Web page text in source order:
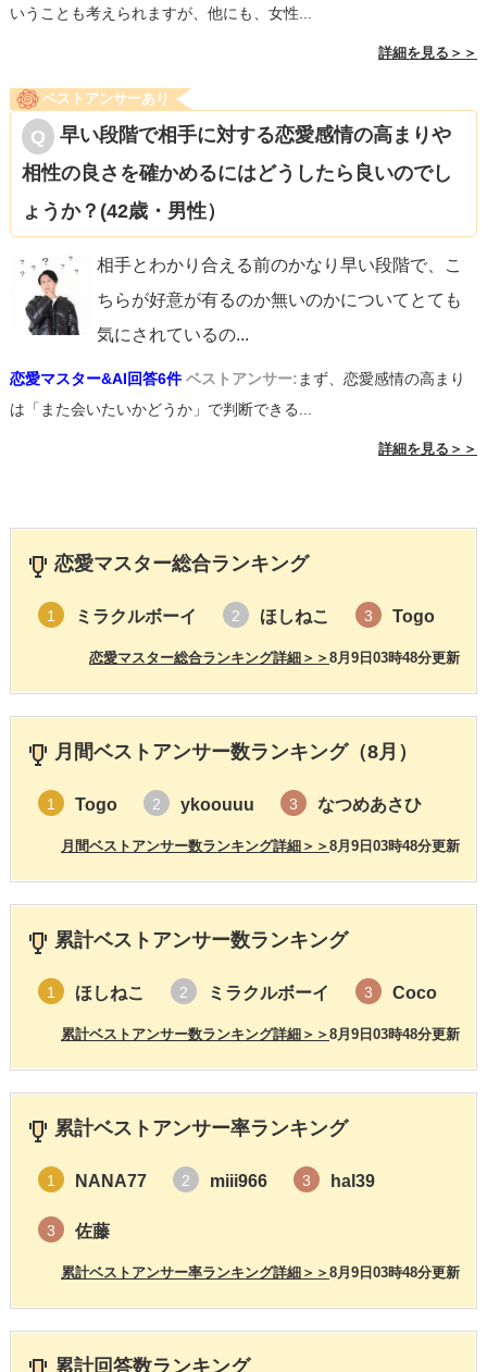
いうことも考えられますが、他にも、女性...
詳細を見る＞＞
ベストアンサーあり
早い段階で相手に対する恋愛感情の高まりや
相性の良さを確かめるにはどうしたら良いのでし
ょうか？(42歳・男性）
相手とわかり合える前のかなり早い段階で、こ
ちらが好意が有るのか無いのかについてとても
気にされているの...
恋愛マスター&AI回答6件 ベストアンサー: まず、恋愛感情の高まり
は「また会いたいかどうか」で判断できる...
詳細を見る＞＞
恋愛マスター総合ランキング
1 ミラクルボーイ 2 ほしねこ 3 Togo
8月9日03時48分更新
恋愛マスター総合ランキング詳細＞＞
月間ベストアンサー数ランキング（8月）
1 Togo 2 ykoouuu 3 なつめあさひ
8月9日03時48分更新
月間ベストアンサー数ランキング詳細＞＞
累計ベストアンサー数ランキング
1 ほしねこ 2 ミラクルボーイ 3 Coco
8月9日03時48分更新
累計ベストアンサー数ランキング詳細＞＞
累計ベストアンサー率ランキング
1 NANA77 2 miii966 3 hal39
3 佐藤
8月9日03時48分更新
累計ベストアンサー率ランキング詳細＞＞
累計回答数ランキング